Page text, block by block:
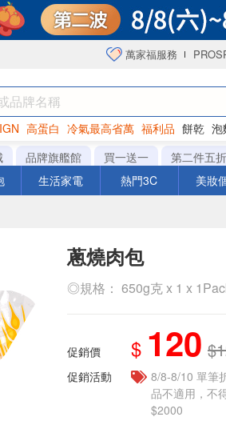
萬家福服務
高蛋白 冷氣最高省萬 福利品 餅乾 泡
咖啡
品牌旗艦館 買一送一 第二件五折
生活家電 熱門3C 美妝
蔥燒肉包
◎規格： 650g克 x 1 x
促銷價 $ 120
促銷活動
8/8-8/10 單筆
品不適用，不
$2000